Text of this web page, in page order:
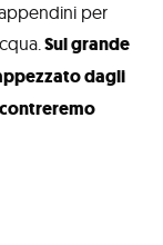
per
Sul grande
dagli